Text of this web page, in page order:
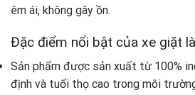
êm ái, không gây ồn.
Đặc điểm nổi bật của xe giặt là
Sản phẩm được sản xuất từ 100%
định và tuổi thọ cao trong môi